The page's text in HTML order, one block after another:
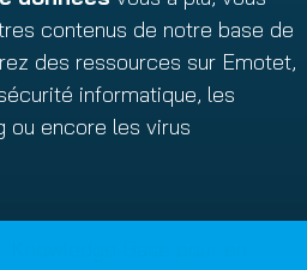
contenus de notre base de
des ressources sur Emotet,
informatique, les
ou encore les virus